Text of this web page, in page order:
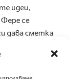
идеи,
се
дава сметка